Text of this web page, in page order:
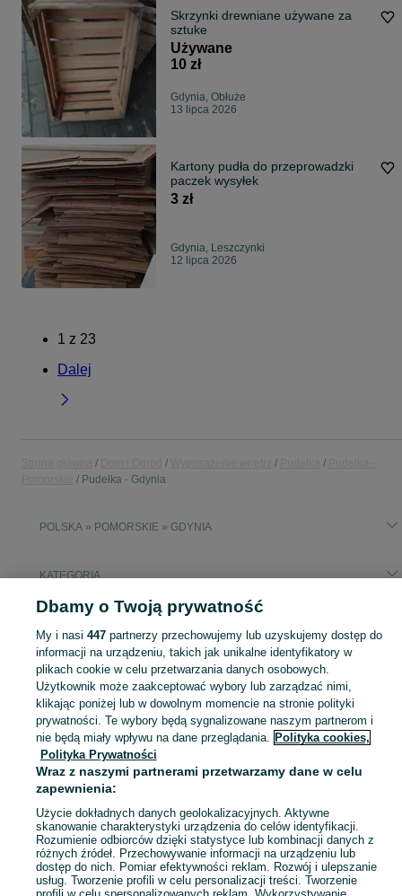
Skrzynki drewniane używane za
sztuke
Używane
10 zł
Gdynia, Obłuże
13 lipca 2026
Kartony pudła do przeprowadzki
paczek wysyłek
3 zł
Gdynia, Leszczynki
12 lipca 2026
1 z 23
Dalej
Pudełka - Gdynia
POLSKA » POMORSKIE » GDYNIA
KATEGORIA
Popularne wyszukiwania
kartony do przeprowadzki
Sprzedaż pudełek do przechowywania Gdynia ▶️ Szeroki wybór kolorów i kształtów ✅ Nowe i używane w atrakcyjnych cenach ☝ Sprawdź oferty na OLX.pl! Zobacz
Mapa kategorii
Mapa miejscowości
Mapa ministron
Popularne wyszukiwania
Dbamy o Twoją prywatność
My i nasi 447partnerzy przechowujemy lub uzyskujemy dostęp do
informacji na urządzeniu, takich jak unikalne identyfikatory w
plikach cookie w celu przetwarzania danych osobowych.
Użytkownik może zaakceptować wybory lub zarządzać nimi,
klikając poniżej lub w dowolnym momencie na stronie polityki
prywatności. Te wybory będą sygnalizowane naszym partnerom i
nie będą miały wpływu na dane przeglądania. Polityka cookies,
Polityka Prywatności
Wraz z naszymi partnerami przetwarzamy dane w celu
zapewnienia:
Użycie dokładnych danych geolokalizacyjnych. Aktywne
skanowanie charakterystyki urządzenia do celów identyfikacji.
Rozumienie odbiorców dzięki statystyce lub kombinacji danych z
różnych źródeł. Przechowywanie informacji na urządzeniu lub
dostęp do nich. Pomiar efektywności reklam. Rozwój i ulepszanie
usług. Tworzenie profili w celu personalizacji treści. Tworzenie